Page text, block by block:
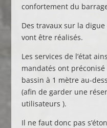
confortement du
Des travaux sur la
vont être réalisés.
Les services de l’état
mandatés ont préconisé
bassin à 1 mètre au-
(afin de garder une
utilisateurs ).
Il ne faut donc pas